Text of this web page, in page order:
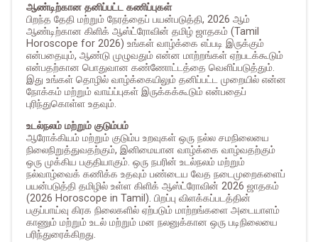
ஆண்டிற்கான தனிப்பட்ட கணிப்புகள்
பிறந்த தேதி மற்றும் நேரத்தைப் பயன்படுத்தி, 2026 ஆம்
ஆண்டிற்கான கிளிக் ஆஸ்ட்ரோவின் தமிழ் ஜாதகம் (Tamil
Horoscope for 2026) உங்கள் வாழ்க்கை எப்படி இருக்கும்
என்பதையும், ஆண்டு முழுவதும் என்ன மாற்றங்கள் ஏற்படக்கூடும்
என்பதற்கான பொதுவான கண்ணோட்டத்தை வெளிப்படுத்தும்.
இது உங்கள் தொழில் வாழ்க்கையிலும் தனிப்பட்ட முறையில் என்ன
நோக்கம் மற்றும் வாய்ப்புகள் இருக்கக்கூடும் என்பதைப்
புரிந்துகொள்ள உதவும்.
உடல்நலம் மற்றும் குடும்பம்
ஆரோக்கியம் மற்றும் குடும்ப உறவுகள் ஒரு நல்ல சமநிலையை
நிலைநிறுத்துவதற்கும், இனிமையான வாழ்க்கை வாழ்வதற்கும்
ஒரு முக்கிய பகுதியாகும். ஒரு நபரின் உடல்நலம் மற்றும்
நல்வாழ்வைக் கணிக்க உதவும் பண்டைய வேத நடைமுறைகளைப்
பயன்படுத்தி தமிழில் உள்ள கிளிக் ஆஸ்ட்ரோவின் 2026 ஜாதகம்
(2026 Horoscope in Tamil). பிறப்பு விளக்கப்படத்தின்
பகுப்பாய்வு கிரக நிலைகளில் ஏற்படும் மாற்றங்களை அடையாளம்
காணும் மற்றும் உடல் மற்றும் மன நலனுக்கான ஒரு படிநிலையை
பரிந்துரைக்கிறது.